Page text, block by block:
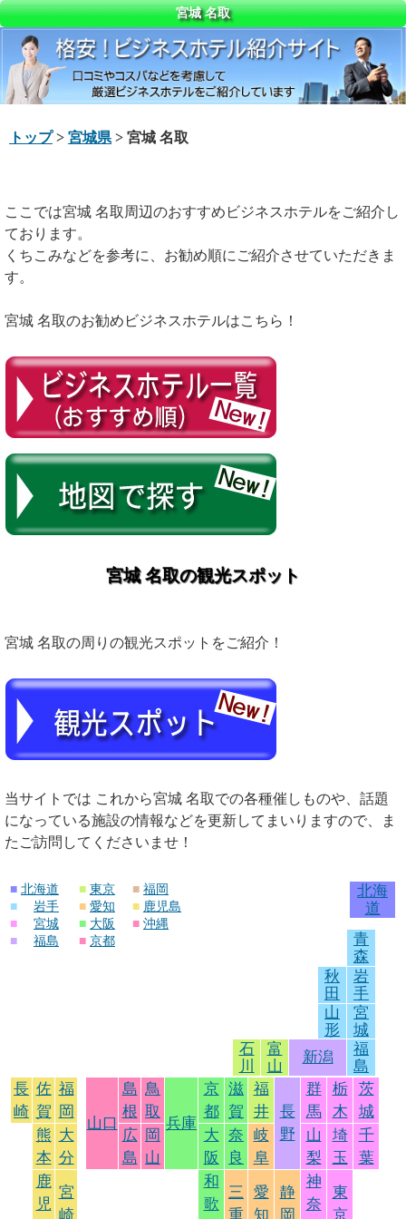
宮城 名取
トップ> 宮城県 > 宮城 名取
ここでは宮城 名取周辺のおすすめビジネスホテルをご紹介し
ております。
くちこみなどを参考に、お勧め順にご紹介させていただきま
す。
宮城 名取のお勧めビジネスホテルはこちら！
宮城 名取の観光スポット
宮城 名取の周りの観光スポットをご紹介！
当サイトでは これから宮城 名取での各種催しものや、話題
になっている施設の情報などを更新してまいりますので、ま
たご訪問してくださいませ！
■ 北海道
■
岩手
■
宮城
■
福島
■ 東京
■ 愛知
■ 大阪
■ 京都
■ 福岡
■ 鹿児島
■ 沖縄
北海
道
青
森
秋
田
岩
手
山
形
宮
城
石
川
富
山
新潟
福
島
長
崎
佐
賀
福
岡
山口
島
根
鳥
取
兵庫
京
都
滋
賀
福
井
長
野
群
馬
栃
木
茨
城
熊
本
大
分
広
島
岡
山
大
阪
奈
良
岐
阜
山
梨
埼
玉
千
葉
鹿
児
宮
崎
和
歌
三
重
愛
知
静
岡
神
奈
東
京